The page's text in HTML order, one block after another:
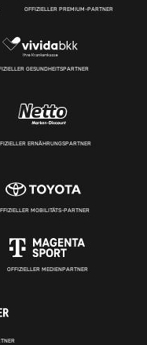
OFFIZIELLER PREMIUM-PARTNER
GESUNDHEITSPARTNER
ERNÄHRUNGSPARTNER
MOBILITÄTS-PARTNER
OFFIZIELLER MEDIENPARTNER